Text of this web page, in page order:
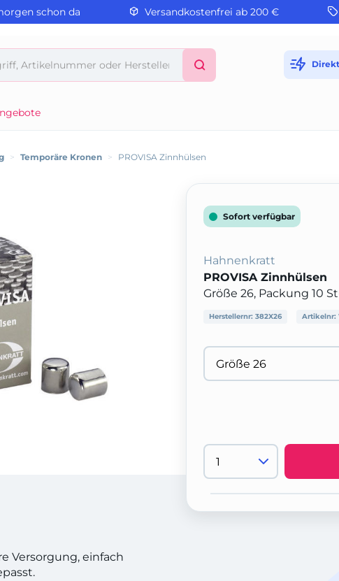
schon da Versandkostenfrei ab 200 €
> Temporäre Kronen > PROVISA Zinnhülsen
Versorgung, einfach
Sofort verfügbar
Hahnenkratt
PROVISA Zinnhülsen
Größe 26, Packung 10
Herstellernr: 382X26 Artikelnr: